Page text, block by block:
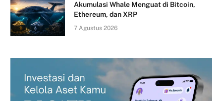
Akumulasi Whale Menguat di Bitcoin,
Ethereum, dan XRP
7 Agustus 2026